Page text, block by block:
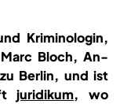
Kriminologin,
Bloch, An-
Berlin, und ist
juridikum, wo